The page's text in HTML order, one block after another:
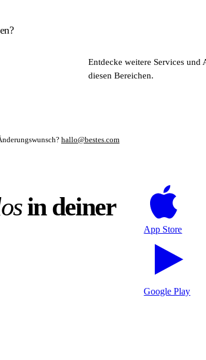
von Medizinprodukten, DiGAs und digitalen
sichere Softwarearchitektur-Designs –
Entdecke weitere Services und
diesen Bereichen.
hallo@bestes.com
in deiner
App Store
Google Play